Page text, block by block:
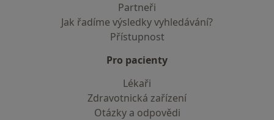
Partneři
Jak řadíme výsledky vyhledávání?
Přístupnost
Pro pacienty
Lékaři
Zdravotnická zařízení
Otázky a odpovědi